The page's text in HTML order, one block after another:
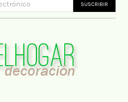
SUSCRIBIR